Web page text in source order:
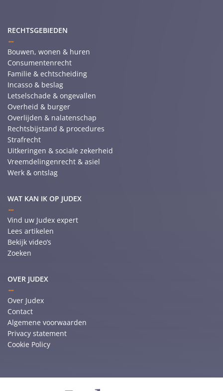
RECHTSGEBIEDEN
Bouwen, wonen & huren
Consumentenrecht
Familie & echtscheiding
Incasso & beslag
Letselschade & ongevallen
Overheid & burger
Overlijden & nalatenschap
Rechtsbijstand & procedures
Strafrecht
Uitkeringen & sociale zekerheid
Vreemdelingenrecht & asiel
Werk & ontslag
WAT KAN IK OP JUDEX
Vind uw Judex expert
Lees artikelen
Bekijk video’s
Zoeken
OVER JUDEX
Over Judex
Contact
Algemene voorwaarden
Privacy statement
Cookie Policy